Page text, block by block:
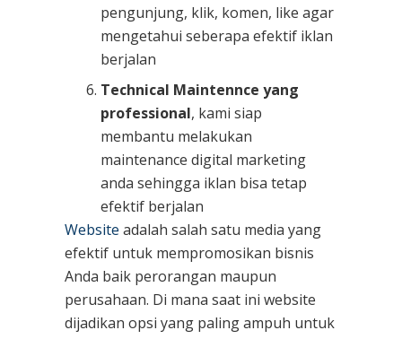
pengunjung, klik, komen, like agar
mengetahui seberapa efektif iklan
berjalan
Technical Maintennce yang
professional, kami siap
membantu melakukan
maintenance digital marketing
anda sehingga iklan bisa tetap
efektif berjalan
Website adalah salah satu media yang
efektif untuk mempromosikan bisnis
Anda baik perorangan maupun
perusahaan. Di mana saat ini website
dijadikan opsi yang paling ampuh untuk